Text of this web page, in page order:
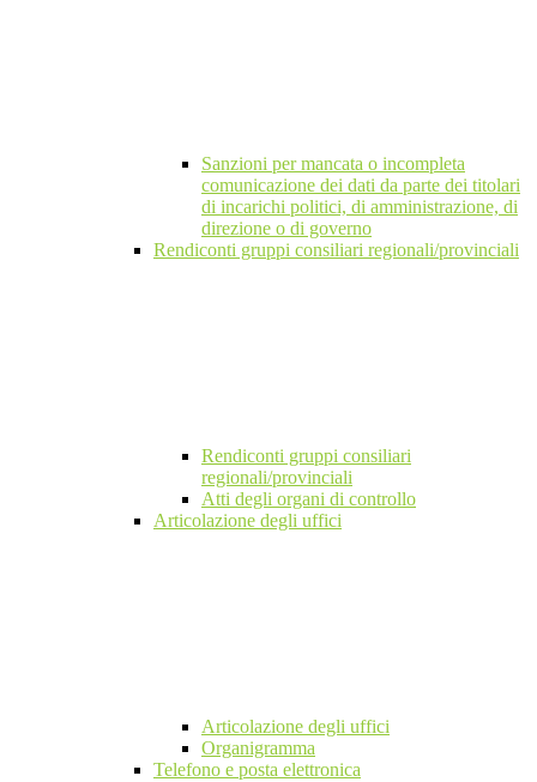
Sanzioni per mancata o incompleta
comunicazione dei dati da parte dei titolari
di incarichi politici, di amministrazione, di
direzione o di governo
Rendiconti gruppi consiliari regionali/provinciali
Rendiconti gruppi consiliari
regionali/provinciali
Atti degli organi di controllo
Articolazione degli uffici
Articolazione degli uffici
Organigramma
Telefono e posta elettronica